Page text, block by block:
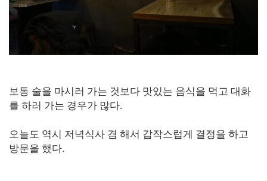
보통 술을 마시러 가는 것보다 맛있는 음식을 먹고 대화
를 하러 가는 경우가 많다.
오늘도 역시 저녁식사 겸 해서 갑작스럽게 결정을 하고
방문을 했다.